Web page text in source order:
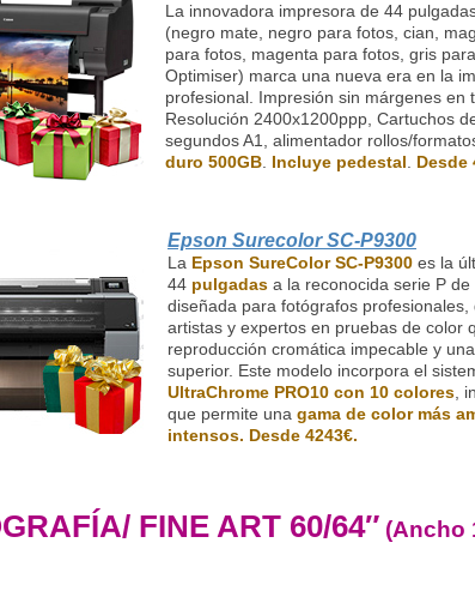
La innovadora impresora de 44
(negro mate, negro para fotos, cian,
para fotos, magenta para fotos, gris
Optimiser) marca una nueva era en la
profesional. Impresión sin márgenes en
Resolución 2400x1200ppp, Cartuchos
segundos A1, alimentador rollos/
duro 500GB. Incluye pedestal Desde
Epson Surecolor SC-P9300
La Epson SureColor SC-P9300 es la
44 pulgadas a la reconocida serie P
diseñada para fotógrafos profesionales,
artistas y expertos en pruebas de color
reproducción cromática impecable y
superior. Este modelo incorpora el
UltraChrome PRO10 con 10 colores ,
que permite una gama de color más
intensos. Desde 4243€.
FINE ART 60/64″ (Ancho